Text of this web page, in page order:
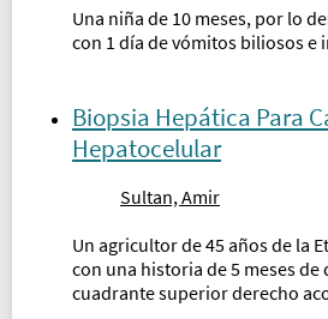
Una niña de 10 meses, por lo
con 1 día de vómitos biliosos e
Biopsia Hepática Para
Hepatocelular
Sultan, Amir
Un agricultor de 45 años de la
con una historia de 5 meses
cuadrante superior derecho